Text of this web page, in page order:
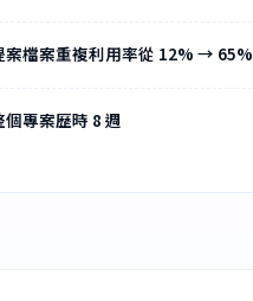
案檔案重複利用率從 12% → 65%
個專案歷時 8 週